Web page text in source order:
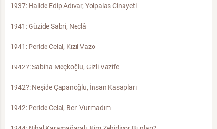
1937: Halide Edip Adıvar, Yolpalas Cinayeti
1941: Güzide Sabri, Neclâ
1941: Peride Celal, Kızıl Vazo
1942?: Sabiha Meçkoğlu, Gizli Vazife
1942?: Neşide Çapanoğlu, İnsan Kasapları
1942: Peride Celal, Ben Vurmadım